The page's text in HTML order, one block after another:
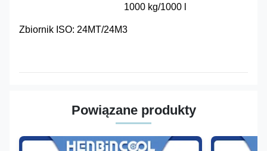
1000 kg/1000 l
Zbiornik ISO: 24MT/24M3
Powiązane produkty